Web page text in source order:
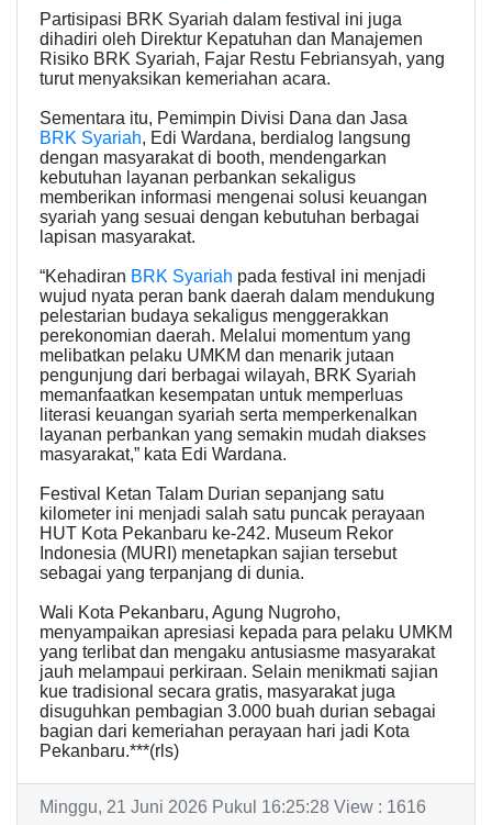
Partisipasi BRK Syariah dalam festival ini juga
dihadiri oleh Direktur Kepatuhan dan Manajemen
Risiko BRK Syariah, Fajar Restu Febriansyah, yang
turut menyaksikan kemeriahan acara.
Sementara itu, Pemimpin Divisi Dana dan Jasa
BRK Syariah, Edi Wardana, berdialog langsung
dengan masyarakat di booth, mendengarkan
kebutuhan layanan perbankan sekaligus
memberikan informasi mengenai solusi keuangan
syariah yang sesuai dengan kebutuhan berbagai
lapisan masyarakat.
“Kehadiran BRK Syariah pada festival ini menjadi
wujud nyata peran bank daerah dalam mendukung
pelestarian budaya sekaligus menggerakkan
perekonomian daerah. Melalui momentum yang
melibatkan pelaku UMKM dan menarik jutaan
pengunjung dari berbagai wilayah, BRK Syariah
memanfaatkan kesempatan untuk memperluas
literasi keuangan syariah serta memperkenalkan
layanan perbankan yang semakin mudah diakses
masyarakat,” kata Edi Wardana.
Festival Ketan Talam Durian sepanjang satu
kilometer ini menjadi salah satu puncak perayaan
HUT Kota Pekanbaru ke-242. Museum Rekor
Indonesia (MURI) menetapkan sajian tersebut
sebagai yang terpanjang di dunia.
Wali Kota Pekanbaru, Agung Nugroho,
menyampaikan apresiasi kepada para pelaku UMKM
yang terlibat dan mengaku antusiasme masyarakat
jauh melampaui perkiraan. Selain menikmati sajian
kue tradisional secara gratis, masyarakat juga
disuguhkan pembagian 3.000 buah durian sebagai
bagian dari kemeriahan perayaan hari jadi Kota
Pekanbaru.***(rls)
Minggu, 21 Juni 2026 Pukul 16:25:28 View : 1616